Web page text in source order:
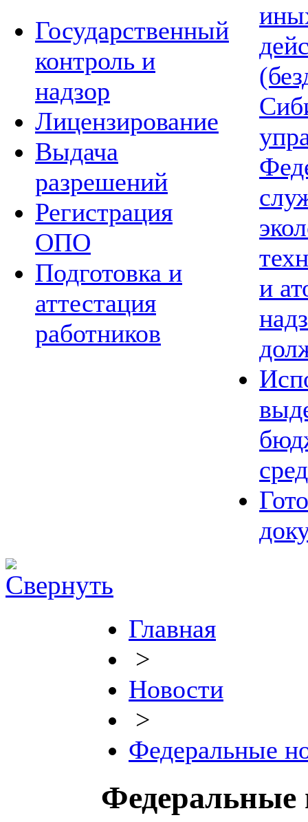
Государственный
контроль и
надзор
Лицензирование
Выдача
разрешений
Регистрация
ОПО
Подготовка и
аттестация
работников
и
Главная
>
Новости
>
Федеральные
Федеральные